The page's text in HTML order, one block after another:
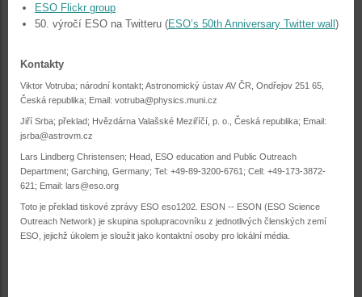
ESO Flickr group
50. výročí ESO na Twitteru (ESO’s 50th Anniversary Twitter wall )
Kontakty
Viktor Votruba; národní kontakt; Astronomický ústav AV ČR, Ondřejov 251 65,
Česká republika; Email: votruba@physics.muni.cz
Jiří Srba; překlad; Hvězdárna Valašské Meziříčí, p. o., Česká republika; Email:
jsrba@astrovm.cz
Lars Lindberg Christensen; Head, ESO education and Public Outreach
Department; Garching, Germany; Tel: +49-89-3200-6761; Cell: +49-173-3872-
621; Email: lars@eso.org
Toto je překlad tiskové zprávy ESO eso1202. ESON -- ESON (ESO Science
Outreach Network) je skupina spolupracovníku z jednotlivých členských zemí
ESO, jejichž úkolem je sloužit jako kontaktní osoby pro lokální média.